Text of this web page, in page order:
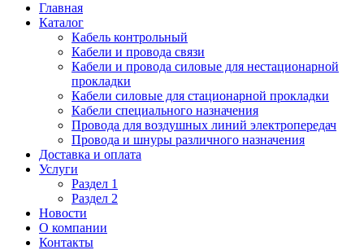
Главная
Каталог
Кабель контрольный
Кабели и провода связи
Кабели и провода силовые для нестационарной
прокладки
Кабели силовые для стационарной прокладки
Кабели специального назначения
Провода для воздушных линий электропередач
Провода и шнуры различного назначения
Доставка и оплата
Услуги
Раздел 1
Раздел 2
Новости
О компании
Контакты